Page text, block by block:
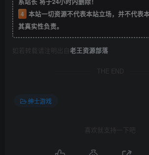
4 本站一切资源不代表本站立场，并不代表
其真实性负责。
如若转载请注明出自老王资源部落
THE END
绅士游戏
喜欢就支持一下吧